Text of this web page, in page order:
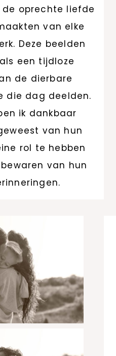
oprechte liefde
van elke
Deze beelden
een tijdloze
de dierbare
die dag deelden.
ik dankbaar
van hun
rol te hebben
van hun